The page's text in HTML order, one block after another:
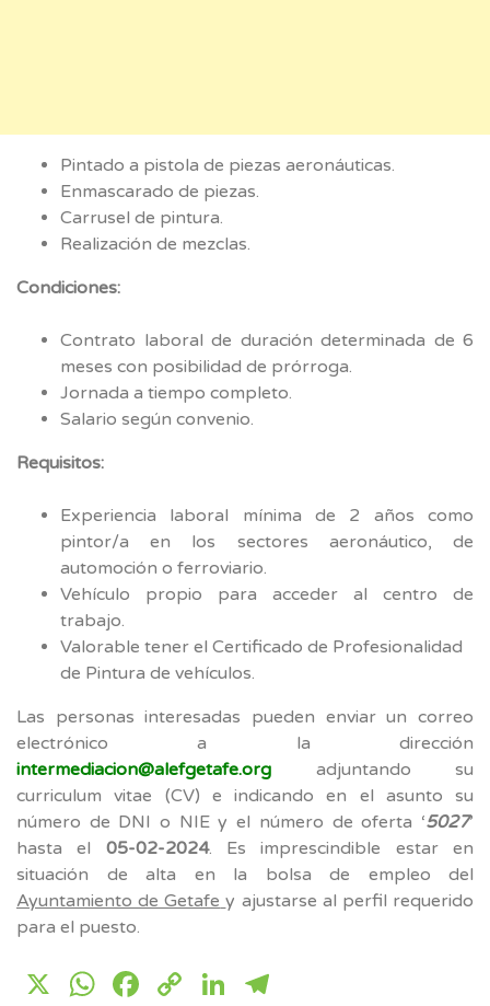
Pintado a pistola de piezas aeronáuticas.
Enmascarado de piezas.
Carrusel de pintura.
Realización de mezclas.
Condiciones:
Contrato laboral de duración determinada de 6
meses con posibilidad de prórroga.
Jornada a tiempo completo.
Salario según convenio.
Requisitos:
Experiencia laboral mínima de 2 años como
pintor/a en los sectores aeronáutico, de
automoción o ferroviario.
Vehículo propio para acceder al centro de
trabajo.
Valorable tener el Certificado de Profesionalidad
de Pintura de vehículos.
Las personas interesadas pueden enviar un correo
electrónico a la dirección
intermediacion@alefgetafe.org
adjuntando su
curriculum vitae (CV) e indicando en el asunto su
número de DNI o NIE y el número de oferta ‘5027’
hasta el 05-02-2024. Es imprescindible estar en
situación de alta en la bolsa de empleo del
Ayuntamiento de Getafe y ajustarse al perfil requerido
para el puesto.
X WhatsApp
Facebook
CopyLinkedIn